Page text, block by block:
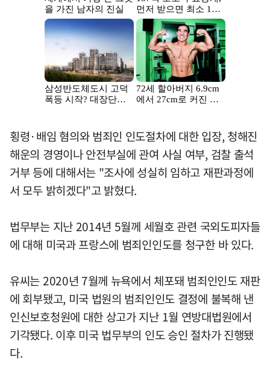
횡령·배임 혐의와 범죄인 인도절차에 대한 입장, 청해진
해운의 경영이나 안전부실에 관여 사실 여부, 검찰 출석
거부 등에 대해서는 "조사에 성실히 임하고 재판과정에
서 모두 밝히겠다"고 밝혔다.
법무부는 지난 2014년 5월께 세월호 관련 국외도피자들
에 대해 미국과 프랑스에 범죄인인도를 청구한 바 있다.
유씨는 2020년 7월께 뉴욕에서 체포돼 범죄인인도 재판
에 회부됐고, 미국 법원의 범죄인인도 결정에 불복해 낸
인신보호청원에 대한 상고가 지난 1월 연방대법원에서
기각됐다. 이후 미국 법무부의 인도 승인 절차가 진행됐
다.